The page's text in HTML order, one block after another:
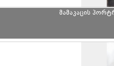
მამაკაცის